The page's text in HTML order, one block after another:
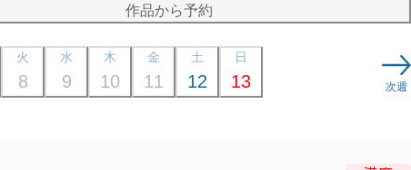
作品から予約
火
8
水
9
木
10
金
11
土
12
日
13 次週